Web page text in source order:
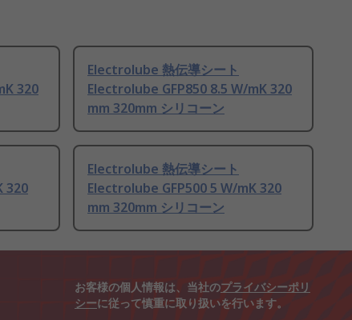
320
Electrolube 熱伝導シート
Electrolube GFP850 8.5 W/mK 320
mm 320mm シリコーン
320
Electrolube 熱伝導シート
Electrolube GFP500 5 W/mK 320
mm 320mm シリコーン
お客様の個人情報は、当社のプライバシーポリ
シーに従って慎重に取り扱いを行います。